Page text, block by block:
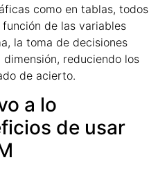
como en tablas, todos
de las variables
la toma de decisiones
reduciendo los
de acierto.
a lo
de usar